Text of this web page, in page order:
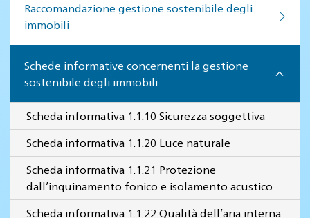
Raccomandazione gestione so­ste­ni­bi­le de­gli
im­mo­bi­li
Schede informative concernenti la gestione
sostenibile degli immobili
Scheda informativa 1.1.10 Sicurezza soggettiva
Scheda informativa 1.1.20 Luce naturale
Scheda informativa 1.1.21 Protezione
dall’inquinamento fonico e isolamento acustico
Scheda informativa 1.1.22 Qualità dell’aria interna